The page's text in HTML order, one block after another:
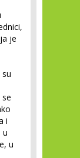
je
i
u
u